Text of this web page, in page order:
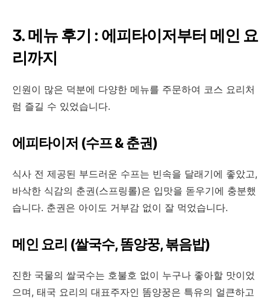
3. 메뉴 후기 : 에피타이저부터 메인 요
리까지
인원이 많은 덕분에 다양한 메뉴를 주문하여 코스 요리처
럼 즐길 수 있었습니다.
에피타이저 (수프 & 춘권)
식사 전 제공된 부드러운 수프는 빈속을 달래기에 좋았고,
바삭한 식감의 춘권(스프링롤)은 입맛을 돋우기에 충분했
습니다. 춘권은 아이도 거부감 없이 잘 먹었습니다.
메인 요리 (쌀국수, 똠양꿍, 볶음밥)
진한 국물의 쌀국수는 호불호 없이 누구나 좋아할 맛이었
으며, 태국 요리의 대표주자인 똠양꿍은 특유의 얼큰하고